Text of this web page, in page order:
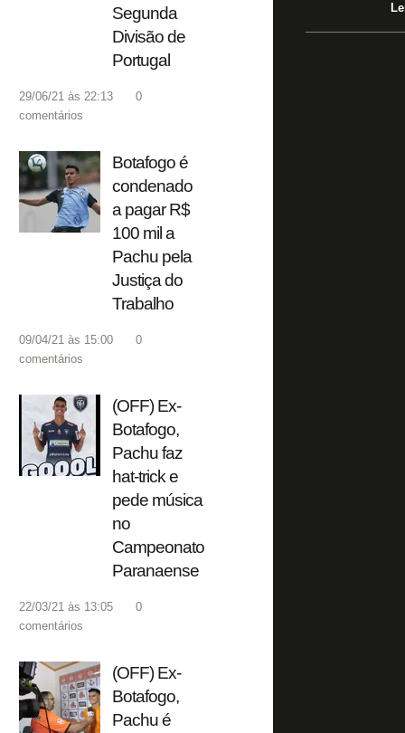
Segunda
Divisão de
Portugal
29/06/21 às 22:13
0
comentários
Botafogo é
condenado
a pagar R$
100 mil a
Pachu pela
Justiça do
Trabalho
09/04/21 às 15:00
0
comentários
(OFF) Ex-
Botafogo,
Pachu faz
hat-trick e
pede música
no
Campeonato
Paranaense
22/03/21 às 13:05
0
comentários
(OFF) Ex-
Botafogo,
Pachu é